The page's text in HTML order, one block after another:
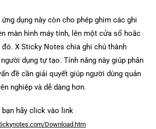
ứng dụng này còn cho phép ghim các ghi
màn hình máy tính, lên một cửa sổ hoăc
X Sticky Notes chia ghi chú thành
dụng tự tạo. Tính năng này giúp phân
đề cần giải quyết giúp người dùng quản
nghiệp và dễ dàng hơn.
hãy click vào link
Download.htm